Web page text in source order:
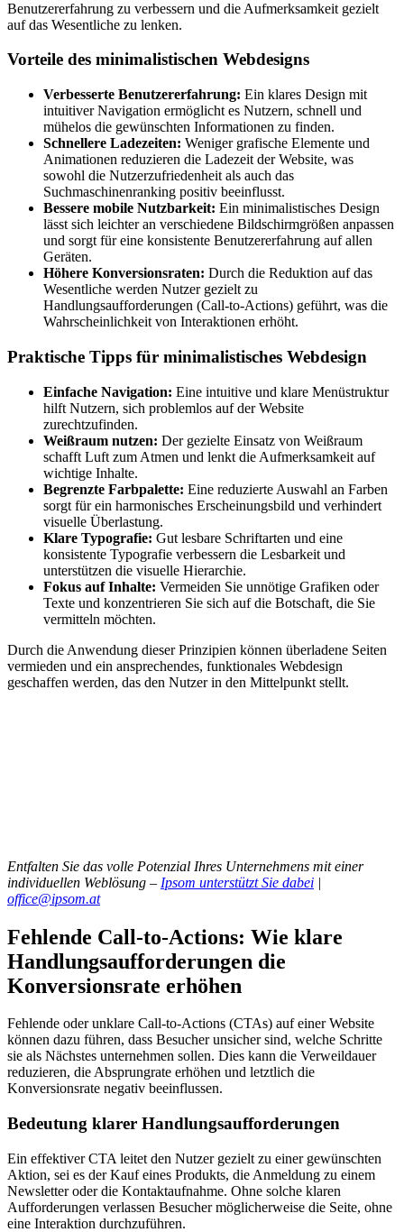
Benutzererfahrung zu verbessern und die Aufmerksamkeit gezielt
auf das Wesentliche zu lenken.
Vorteile des minimalistischen Webdesigns
Verbesserte Benutzererfahrung: Ein klares Design mit
intuitiver Navigation ermöglicht es Nutzern, schnell und
mühelos die gewünschten Informationen zu finden.
Schnellere Ladezeiten: Weniger grafische Elemente und
Animationen reduzieren die Ladezeit der Website, was
sowohl die Nutzerzufriedenheit als auch das
Suchmaschinenranking positiv beeinflusst.
Bessere mobile Nutzbarkeit: Ein minimalistisches Design
lässt sich leichter an verschiedene Bildschirmgrößen anpassen
und sorgt für eine konsistente Benutzererfahrung auf allen
Geräten.
Höhere Konversionsraten: Durch die Reduktion auf das
Wesentliche werden Nutzer gezielt zu
Handlungsaufforderungen (Call-to-Actions) geführt, was die
Wahrscheinlichkeit von Interaktionen erhöht.
Praktische Tipps für minimalistisches Webdesign
Einfache Navigation: Eine intuitive und klare Menüstruktur
hilft Nutzern, sich problemlos auf der Website
zurechtzufinden.
Weißraum nutzen: Der gezielte Einsatz von Weißraum
schafft Luft zum Atmen und lenkt die Aufmerksamkeit auf
wichtige Inhalte.
Begrenzte Farbpalette: Eine reduzierte Auswahl an Farben
sorgt für ein harmonisches Erscheinungsbild und verhindert
visuelle Überlastung.
Klare Typografie: Gut lesbare Schriftarten und eine
konsistente Typografie verbessern die Lesbarkeit und
unterstützen die visuelle Hierarchie.
Fokus auf Inhalte: Vermeiden Sie unnötige Grafiken oder
Texte und konzentrieren Sie sich auf die Botschaft, die Sie
vermitteln möchten.
Durch die Anwendung dieser Prinzipien können überladene Seiten
vermieden und ein ansprechendes, funktionales Webdesign
geschaffen werden, das den Nutzer in den Mittelpunkt stellt.
Entfalten Sie das volle Potenzial Ihres Unternehmens mit einer
individuellen Weblösung – Ipsom unterstützt Sie dabei |
office@ipsom.at
Fehlende Call-to-Actions: Wie klare
Handlungsaufforderungen die
Konversionsrate erhöhen
Fehlende oder unklare Call-to-Actions (CTAs) auf einer Website
können dazu führen, dass Besucher unsicher sind, welche Schritte
sie als Nächstes unternehmen sollen. Dies kann die Verweildauer
reduzieren, die Absprungrate erhöhen und letztlich die
Konversionsrate negativ beeinflussen.
Bedeutung klarer Handlungsaufforderungen
Ein effektiver CTA leitet den Nutzer gezielt zu einer gewünschten
Aktion, sei es der Kauf eines Produkts, die Anmeldung zu einem
Newsletter oder die Kontaktaufnahme. Ohne solche klaren
Aufforderungen verlassen Besucher möglicherweise die Seite, ohne
eine Interaktion durchzuführen.